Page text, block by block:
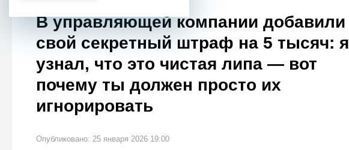
В управляющей компании добавили
свой секретный штраф на 5 тысяч: я
узнал, что это чистая липа — вот
почему ты должен просто их
игнорировать
Опубликовано: 25 января 2026 19:00